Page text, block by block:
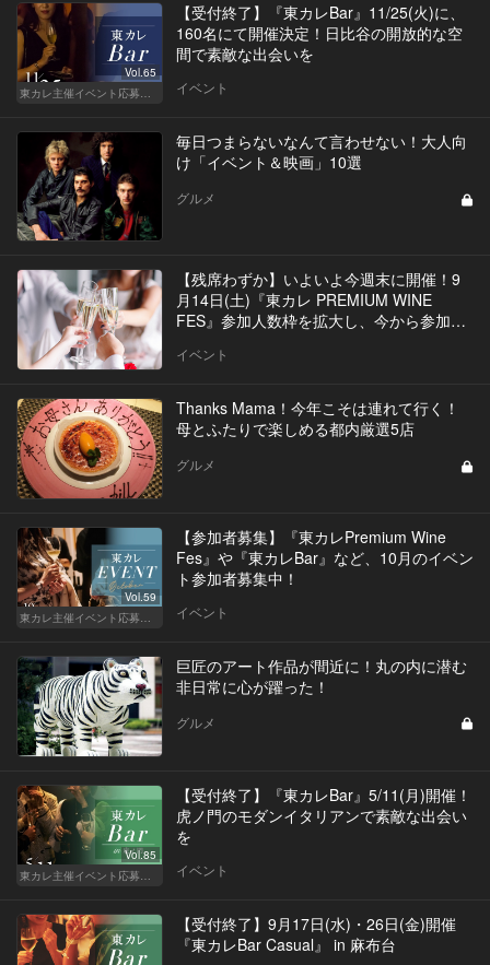
Vol.65
東カレ主催イベント応募詳細記事一覧
【受付終了】『東カレBar』11/25(火)に、
160名にて開催決定！日比谷の開放的な空
間で素敵な出会いを
イベント
毎日つまらないなんて言わせない！大人向
け「イベント＆映画」10選
グルメ
【残席わずか】いよいよ今週末に開催！9
月14日(土)『東カレ PREMIUM WINE
FES』参加人数枠を拡大し、今から参加が
イベント
Thanks Mama！今年こそは連れて行く！
母とふたりで楽しめる都内厳選5店
グルメ
Vol.59
東カレ主催イベント応募詳細記事一覧
【参加者募集】『東カレPremium Wine
Fes』や『東カレBar』など、10月のイベン
ト参加者募集中！
イベント
巨匠のアート作品が間近に！丸の内に潜む
非日常に心が躍った！
グルメ
Vol.85
東カレ主催イベント応募詳細記事一覧
【受付終了】『東カレBar』5/11(月)開催！
虎ノ門のモダンイタリアンで素敵な出会い
を
イベント
【受付終了】9月17日(水)・26日(金)開催
『東カレBar Casual』 in 麻布台